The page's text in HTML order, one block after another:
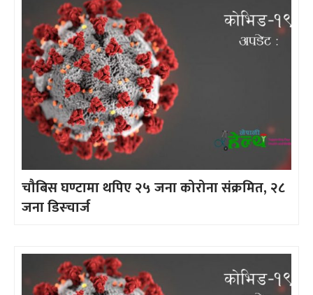
चौबिस घण्टामा थपिए २५ जना कोरोना संक्रमित, २८
जना डिस्चार्ज